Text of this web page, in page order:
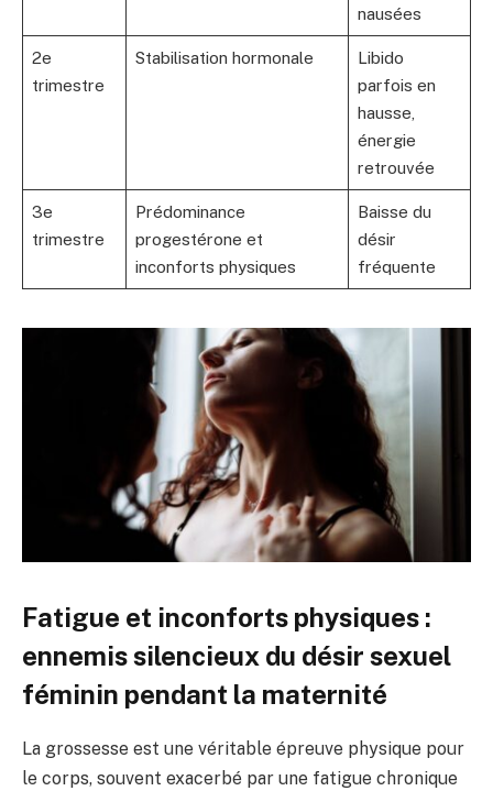
nausées
2e
trimestre
Stabilisation hormonale
Libido
parfois en
hausse,
énergie
retrouvée
3e
trimestre
Prédominance
progestérone et
inconforts physiques
Baisse du
désir
fréquente
Fatigue et inconforts physiques :
ennemis silencieux du désir sexuel
féminin pendant la maternité
La grossesse est une véritable épreuve physique pour
le corps, souvent exacerbé par une fatigue chronique